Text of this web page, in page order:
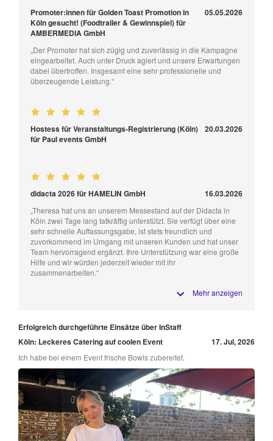
Promoter:innen für Golden Toast Promotion in
Köln gesucht! (Foodtrailer & Gewinnspiel) für
AMBERMEDIA GmbH
05.05.2026
„Der Promoter hat sich zügig und zuverlässig in die Kampagne
eingearbeitet. Auch unter Druck agiert und unsere Erwartungen
dabei übertroffen. Insgesamt eine sehr professionelle und
überzeugende Leistung.“
Hostess für Veranstaltungs-Registrierung (Köln)
für Paul events GmbH
20.03.2026
didacta 2026 für HAMELIN GmbH 16.03.2026
„Theresa hat uns an unserem Messestand auf der Didacta in
Köln zwei Tage lang tatkräftig unterstützt. Sie verfügt über eine
sehr schnelle Auffassungsgabe, ist stets freundlich und
zuvorkommend im Umgang mit unseren Kunden und hat unser
Team hervorragend ergänzt. Ihre Unterstützung war eine große
Hilfe und wir würden jederzeit wieder mit ihr
zusammenarbeiten.“
Mehr anzeigen
Erfolgreich durchgeführte Einsätze über InStaff
Köln: Leckeres Catering auf coolen Event
17. Jul, 2026
Ich habe bei einem Event frische Bowls zubereitet.